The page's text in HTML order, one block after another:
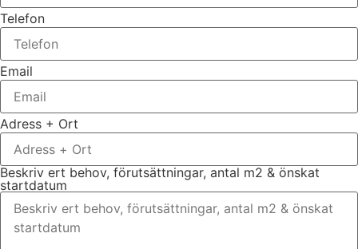
Telefon
Email
Adress + Ort
Beskriv ert behov, förutsättningar, antal m2 & önskat
startdatum